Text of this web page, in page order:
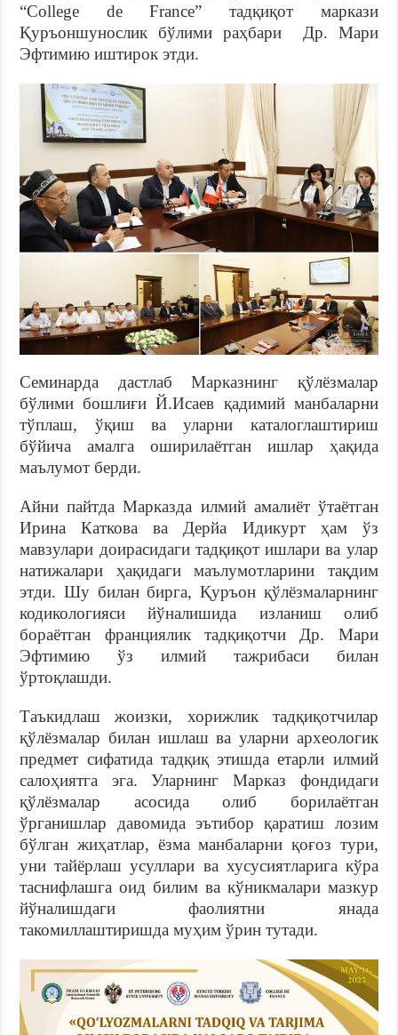
“College de France” тадқиқот маркази
Қуръоншунослик бўлими раҳбари Др. Мари
Эфтимию иштирок этди.
Семинарда дастлаб Марказнинг қўлёзмалар
бўлими бошлиғи Й.Исаев қадимий манбаларни
тўплаш, ўқиш ва уларни каталоглаштириш
бўйича амалга оширилаётган ишлар ҳақида
маълумот берди.
Айни пайтда Марказда илмий амалиёт ўтаётган
Ирина Каткова ва Дерйа Идикурт ҳам ўз
мавзулари доирасидаги тадқиқот ишлари ва улар
натижалари ҳақидаги маълумотларини тақдим
этди. Шу билан бирга, Қуръон қўлёзмаларнинг
кодикологияси йўналишида изланиш олиб
бораётган франциялик тадқиқотчи Др. Мари
Эфтимию ўз илмий тажрибаси билан
ўртоқлашди.
Таъкидлаш жоизки, хорижлик тадқиқотчилар
қўлёзмалар билан ишлаш ва уларни археологик
предмет сифатида тадқиқ этишда етарли илмий
салоҳиятга эга. Уларнинг Марказ фондидаги
қўлёзмалар асосида олиб борилаётган
ўрганишлар давомида эътибор қаратиш лозим
бўлган жиҳатлар, ёзма манбаларни қоғоз тури,
уни тайёрлаш усуллари ва хусусиятларига кўра
таснифлашга оид билим ва кўникмалари мазкур
йўналишдаги фаолиятни янада
такомиллаштиришда муҳим ўрин тутади.